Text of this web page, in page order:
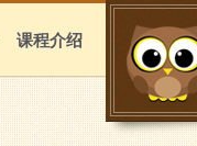
课程介绍